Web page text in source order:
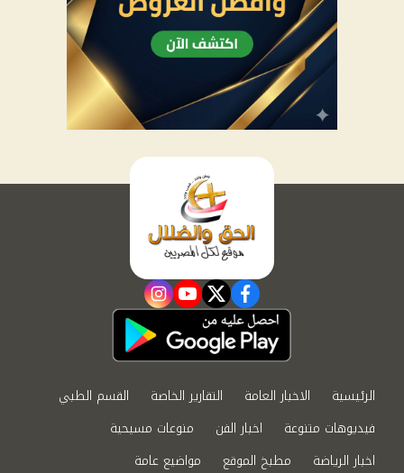
facebook
twitter
youtube
instagram
الرئيسية الاخبار العامة التقارير الخاصة
القسم الطبي
فيديوهات متنوعة
اخبار الفن
منوعات مسيحية
اخبار الرياضة
مطبخ الموقع مواضيع عامة